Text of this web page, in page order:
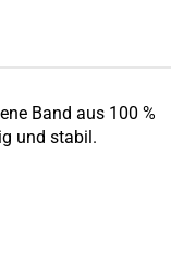
Band aus 100 %
und stabil.